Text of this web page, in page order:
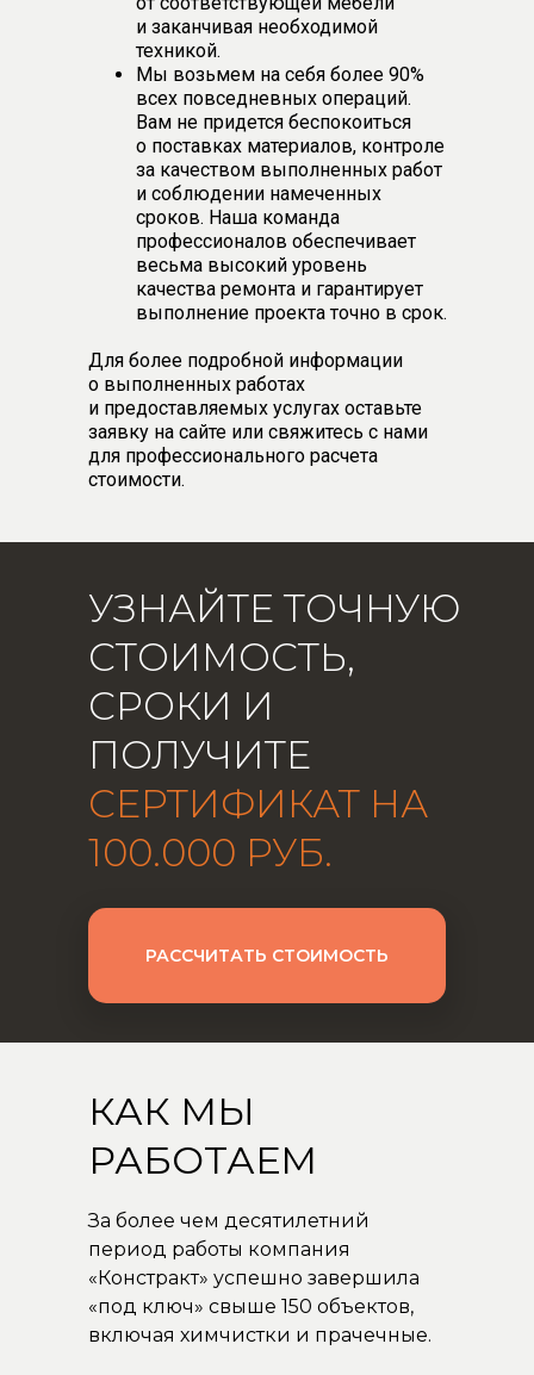
и заканчивая необходимой
техникой.
Мы возьмем на себя более 90%
всех повседневных операций.
Вам не придется беспокоиться
о поставках материалов, контроле
за качеством выполненных работ
и соблюдении намеченных
сроков. Наша команда
профессионалов обеспечивает
весьма высокий уровень
качества ремонта и гарантирует
выполнение проекта точно в срок.
Для более подробной информации
о выполненных работах
и предоставляемых услугах оставьте
заявку на сайте или свяжитесь с нами
для профессионального расчета
стоимости.
УЗНАЙТЕ ТОЧНУЮ
СТОИМОСТЬ,
СРОКИ И
ПОЛУЧИТЕ
СЕРТИФИКАТ НА
100.000 РУБ.
РАССЧИТАТЬ СТОИМОСТЬ
За более чем десятилетний
период работы компания
«Констракт» успешно завершила
«под ключ» свыше 150 объектов,
включая химчистки и прачечные.
КАК МЫ
РАБОТАЕМ